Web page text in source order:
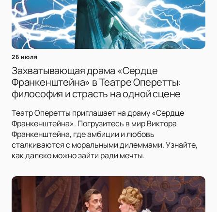
26 июля
Захватывающая драма «Сердце
Франкенштейна» в Театре Оперетты:
философия и страсть на одной сцене
Театр Оперетты приглашает на драму «Сердце
Франкенштейна». Погрузитесь в мир Виктора
Франкенштейна, где амбиции и любовь
сталкиваются с моральными дилеммами. Узнайте,
как далеко можно зайти ради мечты.